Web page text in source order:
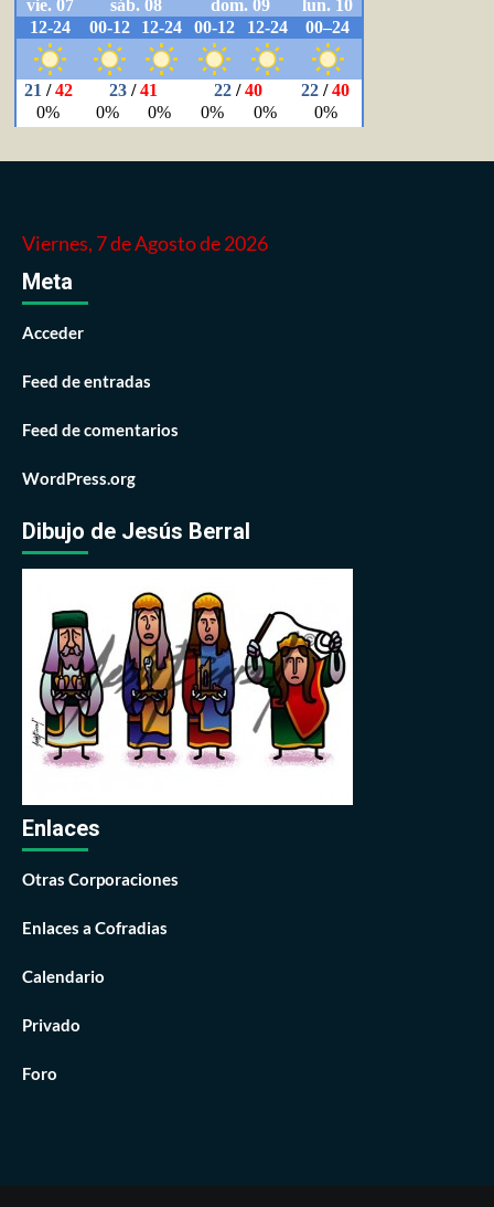
Viernes, 7 de Agosto de 2026
Meta
Acceder
Feed de entradas
Feed de comentarios
WordPress.org
Dibujo de Jesús Berral
Enlaces
Otras Corporaciones
Enlaces a Cofradias
Calendario
Privado
Foro